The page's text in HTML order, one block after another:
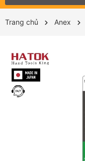
Trang chủ Anex